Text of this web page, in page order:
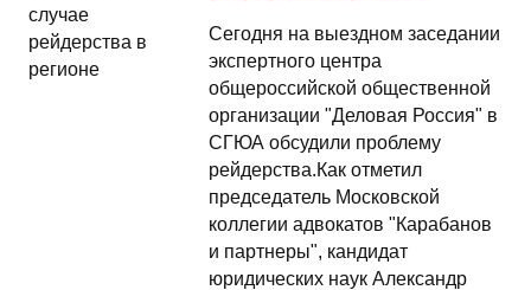
Сегодня на выездном заседании
экспертного центра
общероссийской общественной
организации "Деловая Россия" в
СГЮА обсудили проблему
рейдерства.Как отметил
председатель Московской
коллегии адвокатов "Карабанов
и партнеры", кандидат
юридических наук Александр